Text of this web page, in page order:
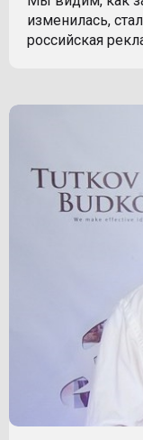
изменилась,
российская